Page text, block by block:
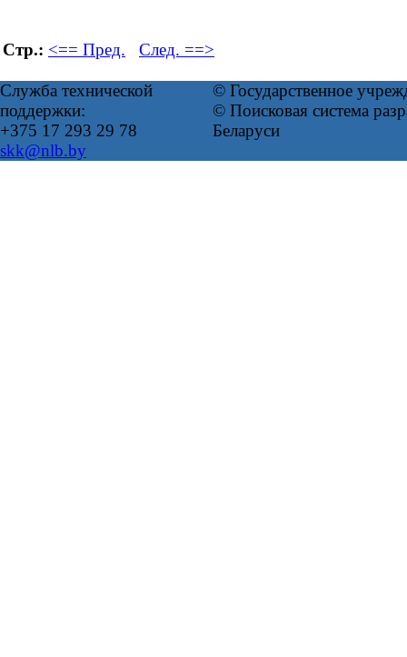
Стр.: <== Пред. След. ==>
Служба технической
поддержки:
+375 17 293 29 78
skk@nlb.by
© Государственное
© Поисковая система
Беларуси